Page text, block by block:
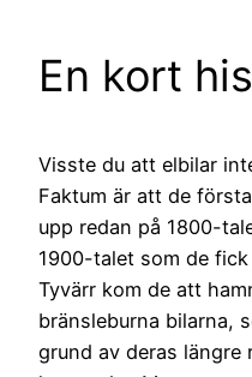
En kort
Visste du att elbilar
Faktum är att de
upp redan på 1800-
1900-talet som de
Tyvärr kom de att
bränsleburna bilarna,
grund av deras längre